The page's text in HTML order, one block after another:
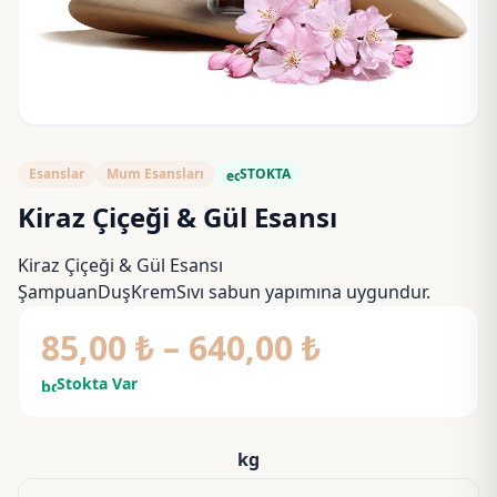
Esanslar Mum Esansları ecoSTOKTA
Kiraz Çiçeği & Gül Esansı
Kiraz Çiçeği & Gül Esansı
ŞampuanDuşKremSıvı sabun yapımına uygundur.
85,00 ₺ – 640,00 ₺Fiyat
-
boltStokta Var
kg